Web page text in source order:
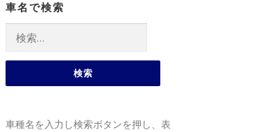
車名で検索
車種名を入力し検索ボタンを押し、表